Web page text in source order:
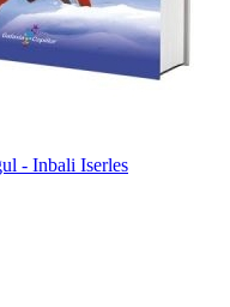
- Inbali Iserles